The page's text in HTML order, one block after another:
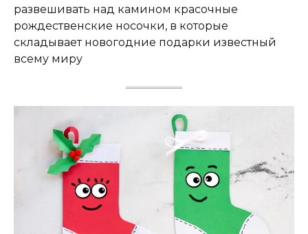
развешивать над камином красочные
рождественские носочки, в которые
складывает новогодние подарки известный
всему миру